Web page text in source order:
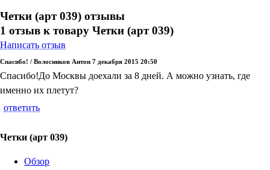
Четки (арт 039) отзывы
1 отзыв к товару Четки (арт 039)
Написать отзыв
Спасибо! / Волосников Антон 7 декабря 2015 20:50
Спасибо!До Москвы доехали за 8 дней. А можно узнать, где
именно их плетут?
ответить
Четки (арт 039)
Обзор